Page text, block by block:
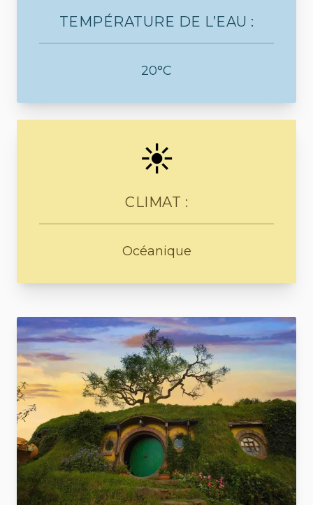
TEMPÉRATURE DE L’EAU :
20°C
☀️
CLIMAT :
Océanique